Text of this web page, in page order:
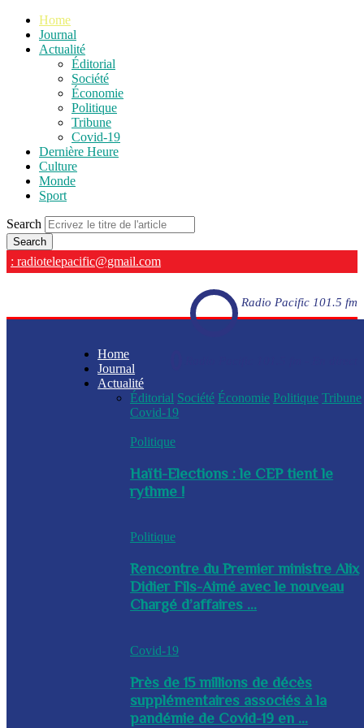
Home
Journal
Actualité
Éditorial
Société
Économie
Politique
Tribune
Covid-19
Dernière Heure
Culture
Monde
Sport
Search
: radiotelepacific@gmail.com
Radio Pacific 101.5 fm
Home
Journal
Actualité
Éditorial Société Économie Politique Tribune
Covid-19
Politique
Haïti-Elections : le CEP tient le
rythme !
Politique
Rencontre du Premier ministre Alix
Didier Fils-Aimé avec le nouveau
Chargé d’affaires ...
Covid-19
Près de 15 millions de décès
supplémentaires associés à la
pandémie de Covid-19 en ...